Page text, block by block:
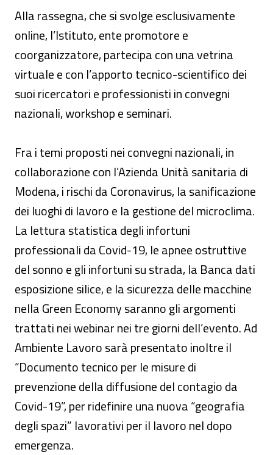
Alla rassegna, che si svolge esclusivamente
online, l’Istituto, ente promotore e
coorganizzatore, partecipa con una vetrina
virtuale e con l’apporto tecnico-scientifico dei
suoi ricercatori e professionisti in convegni
nazionali, workshop e seminari.
Fra i temi proposti nei convegni nazionali, in
collaborazione con l’Azienda Unità sanitaria di
Modena, i rischi da Coronavirus, la sanificazione
dei luoghi di lavoro e la gestione del microclima.
La lettura statistica degli infortuni
professionali da Covid-19, le apnee ostruttive
del sonno e gli infortuni su strada, la Banca dati
esposizione silice, e la sicurezza delle macchine
nella Green Economy saranno gli argomenti
trattati nei webinar nei tre giorni dell’evento. Ad
Ambiente Lavoro sarà presentato inoltre il
“Documento tecnico per le misure di
prevenzione della diffusione del contagio da
Covid-19”, per ridefinire una nuova “geografia
degli spazi” lavorativi per il lavoro nel dopo
emergenza.